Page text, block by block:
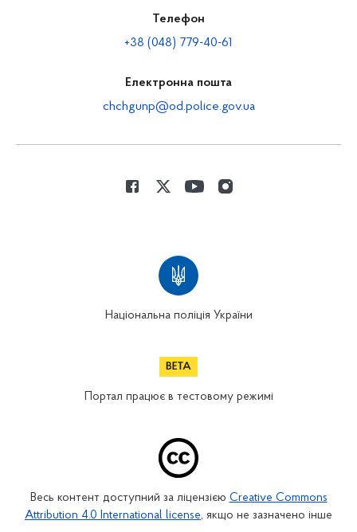
Телефон
+38 (048) 779-40-61
Електронна пошта
chchgunp@od.police.gov.ua
Національна поліція України
Портал працює в тестовому режимі
Весь контент доступний за ліцензією Creative Commons
Attribution 4.0 International license, якщо не зазначено інше